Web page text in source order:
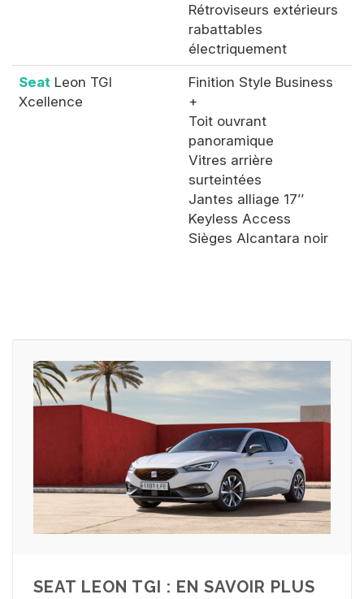
Rétroviseurs extérieurs
rabattables
électriquement
Seat Leon TGI
Xcellence
Finition Style Business
+
Toit ouvrant
panoramique
Vitres arrière
surteintées
Jantes alliage 17’’
Keyless Access
Sièges Alcantara noir
SEAT LEON TGI : EN SAVOIR PLUS